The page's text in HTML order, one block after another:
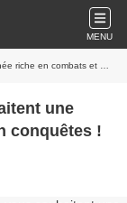
MENU
combats et en conquêtes !
une
conquêtes !